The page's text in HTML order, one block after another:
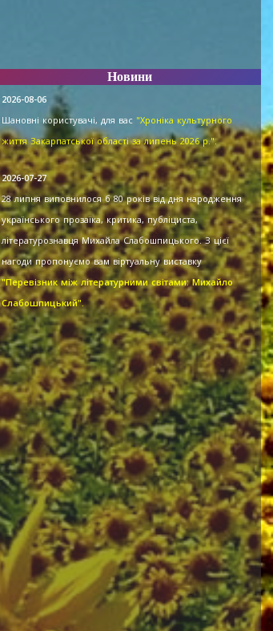
Новини
2026-08-06
Шановні користувачі, для вас "Хроніка культурного
життя Закарпатської області за липень 2026 р.".
2026-07-27
28 липня виповнилося б 80 років від дня народження
українського прозаїка, критика, публіциста,
літературознавця Михайла Слабошпицького. З цієї
нагоди пропонуємо вам віртуальну виставку
"Перевізник між літературними світами: Михайло
Слабошпицький".